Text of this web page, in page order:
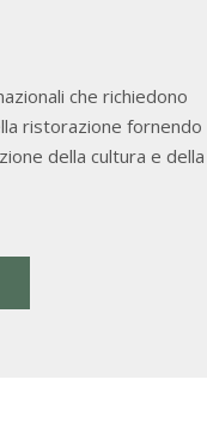
che richiedono
ristorazione fornendo
della cultura e della